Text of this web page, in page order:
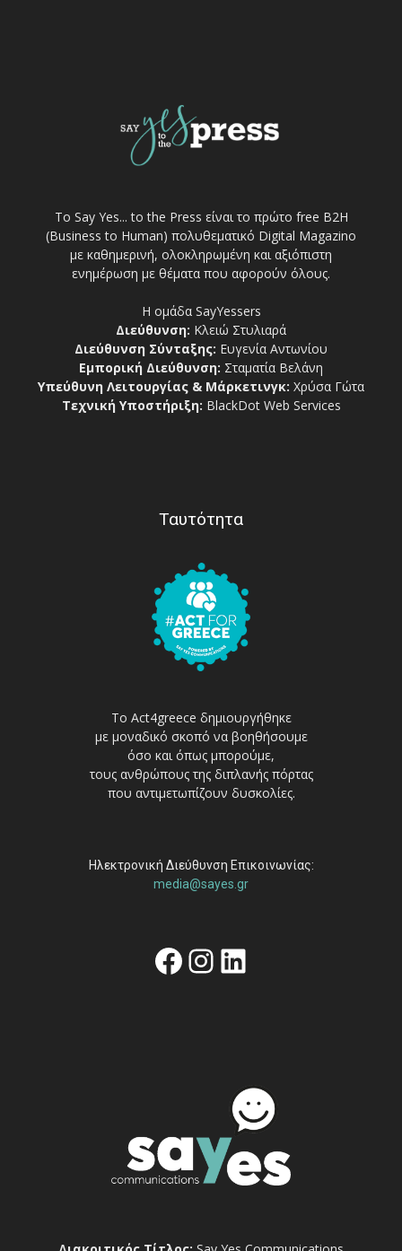
Το Say Yes... to the Press είναι το πρώτο free Β2Η
(Business to Human) πολυθεματικό Digital Magazino
με καθημερινή, ολοκληρωμένη και αξιόπιστη
ενημέρωση με θέματα που αφορούν όλους.
Η ομάδα SayYessers
Διεύθυνση: Κλειώ Στυλιαρά
Διεύθυνση Σύνταξης: Ευγενία Αντωνίου
Εμπορική Διεύθυνση: Σταματία Βελάνη
Υπεύθυνη Λειτουργίας & Μάρκετινγκ: Χρύσα Γώτα
Τεχνική Υποστήριξη: BlackDot Web Services
Ταυτότητα
Το Act4greece δημιουργήθηκε
με μοναδικό σκοπό να βοηθήσουμε
όσο και όπως μπορούμε,
τους ανθρώπους της διπλανής πόρτας
που αντιμετωπίζουν δυσκολίες.
Ηλεκτρονική Διεύθυνση Επικοινωνίας:
media@sayes.gr
Facebook
Instagram
Linkedin